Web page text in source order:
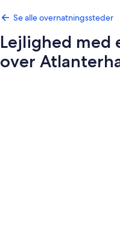
Se alle overnatningssteder
Lejlighed med
over